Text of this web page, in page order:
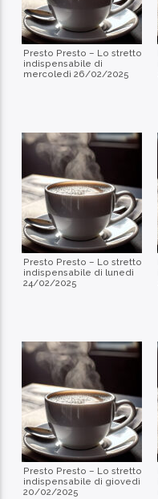
Presto Presto – Lo stretto
indispensabile di
mercoledì 26/02/2025
Presto Presto – Lo stretto
indispensabile di lunedì
24/02/2025
Presto Presto – Lo stretto
indispensabile di giovedì
20/02/2025